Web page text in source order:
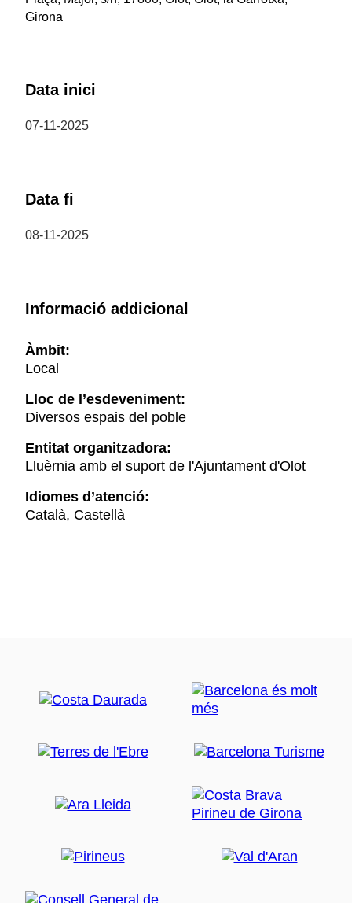
Girona
Data inici
07-11-2025
Data fi
08-11-2025
Informació addicional
Àmbit:
Local
Lloc de l’esdeveniment:
Diversos espais del poble
Entitat organitzadora:
Lluèrnia amb el suport de l'Ajuntament d'Olot
Idiomes d’atenció:
Català, Castellà